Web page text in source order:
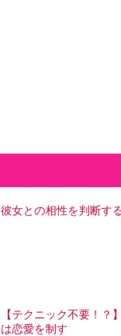
彼女との相性を判断す
【テクニック不要！？
は恋愛を制す